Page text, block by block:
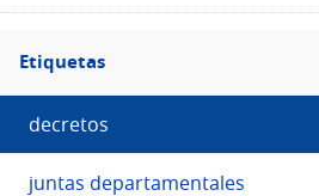
Filtro
Etiquetas
Etiquetas
decretos
juntas departamentales